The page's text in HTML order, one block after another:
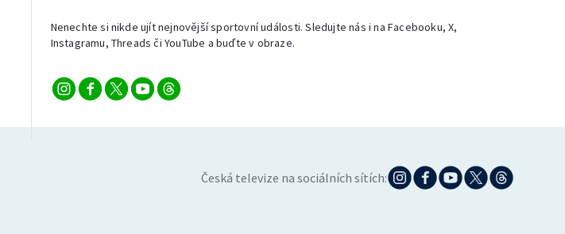
Nenechte si nikde ujít nejnovější sportovní události. Sledujte nás i na Facebooku, X,
Instagramu, Threads či YouTube a buďte v obraze.
Česká televize na sociálních sítích: